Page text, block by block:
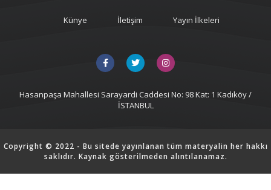
Künye İletişim Yayın İlkeleri
Hasanpaşa Mahallesi Sarayardi Caddesi No: 98 Kat: 1 Kadıköy /
İSTANBUL
Copyright © 2022 - Bu sitede yayınlanan tüm materyalin her hakkı
saklıdır. Kaynak gösterilmeden alıntılanamaz.